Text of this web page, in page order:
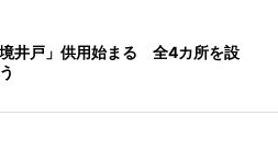
井戸」供用始まる 全4カ所を設